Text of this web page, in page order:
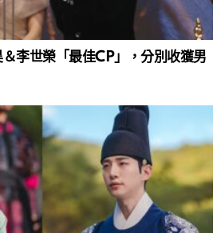
＆李世榮「最佳CP」，分別收獲男